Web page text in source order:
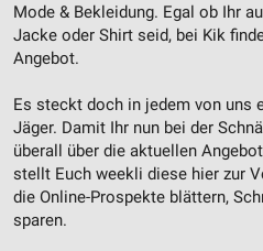
Mode & Bekleidung. Egal ob Ihr
Jacke oder Shirt seid, bei Kik
Angebot.
Es steckt doch in jedem von uns
Jäger. Damit Ihr nun bei der
überall über die aktuellen
stellt Euch weekli diese hier zur
die Online-Prospekte blättern,
sparen.
Werbung